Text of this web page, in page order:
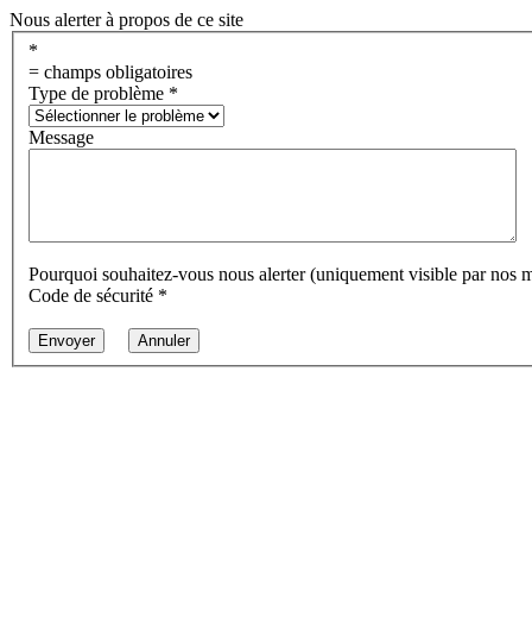
Nous alerter à propos de ce site
*
= champs obligatoires
Type de problème *
Message
Pourquoi souhaitez-vous nous alerter (uniquement visible par nos
Code de sécurité *